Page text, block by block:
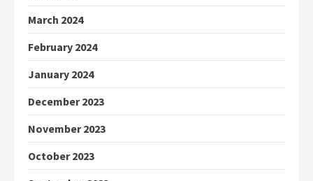
March 2024
February 2024
January 2024
December 2023
November 2023
October 2023